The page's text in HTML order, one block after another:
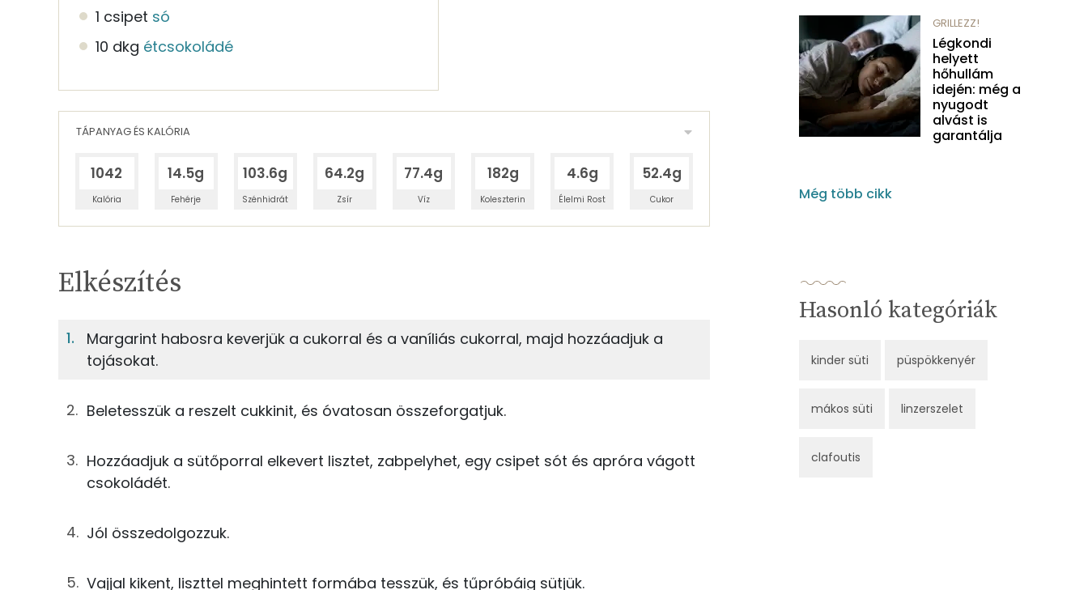
1 csipet só
10 dkg étcsokoládé
TÁPANYAG ÉS KALÓRIA
1042
Kalória
14.5g
Fehérje
103.6g
Szénhidrát
64.2g
Zsír
77.4g
Víz
182g
Koleszterin
4.6g
Élelmi Rost
52.4g
Cukor
63gmargarin
38gcukor
55gtojás
TÁPANYAGTARTALOM
Foszfor
Kálcium
Kolin:
Elkészítés
Margarint habosra keverjük a cukorral és a vaníliás cukorral, majd hozzáadjuk a
tojásokat.
Beletesszük a reszelt cukkinit, és óvatosan összeforgatjuk.
Hozzáadjuk a sütőporral elkevert lisztet, zabpelyhet, egy csipet sót és apróra vágott
csokoládét.
Jól összedolgozzuk.
Vajjal kikent, liszttel meghintett formába tesszük, és tűpróbáig sütjük.
GRILLEZZ!
Légkondi
helyett
hőhullám
idején: még a
nyugodt
alvást is
garantálja
Még több cikk
Hasonló kategóriák
kinder süti püspökkenyér
mákos süti linzerszelet
clafoutis